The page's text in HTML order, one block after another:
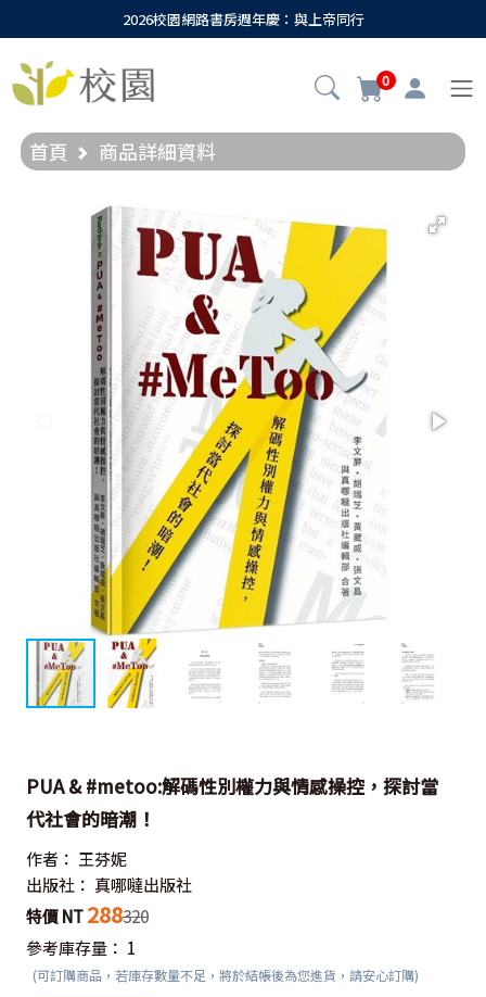
2026校園網路書房週年慶：與上帝同行
0
首頁 商品詳細資料
PUA & #metoo:解碼性別權力與情感操控，探討當
代社會的暗潮！
作者： 王芬妮
出版社： 真哪噠出版社
特價 NT 288320
參考庫存量： 1
(可訂購商品，若庫存數量不足，將於結帳後為您進貨，請安心訂購)